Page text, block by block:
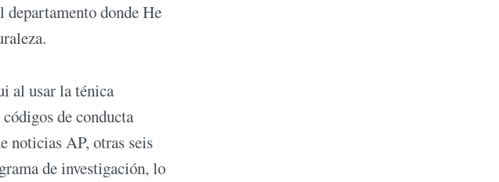
donde He
al usar la ténica
de conducta
noticias AP, otras seis
de investigación, lo